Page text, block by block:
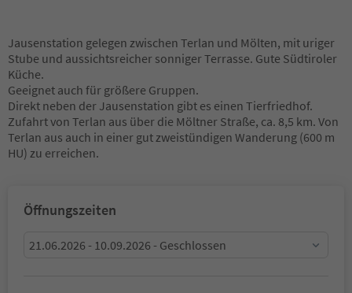
Jausenstation gelegen zwischen Terlan und Mölten, mit uriger
Stube und aussichtsreicher sonniger Terrasse. Gute Südtiroler
Küche.
Geeignet auch für größere Gruppen.
Direkt neben der Jausenstation gibt es einen Tierfriedhof.
Zufahrt von Terlan aus über die Möltner Straße, ca. 8,5 km. Von
Terlan aus auch in einer gut zweistündigen Wanderung (600 m
HU) zu erreichen.
Öffnungszeiten
21.06.2026 - 10.09.2026 - Geschlossen